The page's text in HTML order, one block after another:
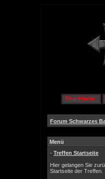
Forum Schwarzes
Menü
- Treffen Startseite
Hier gelangen Sie
Startseite der Treffen.